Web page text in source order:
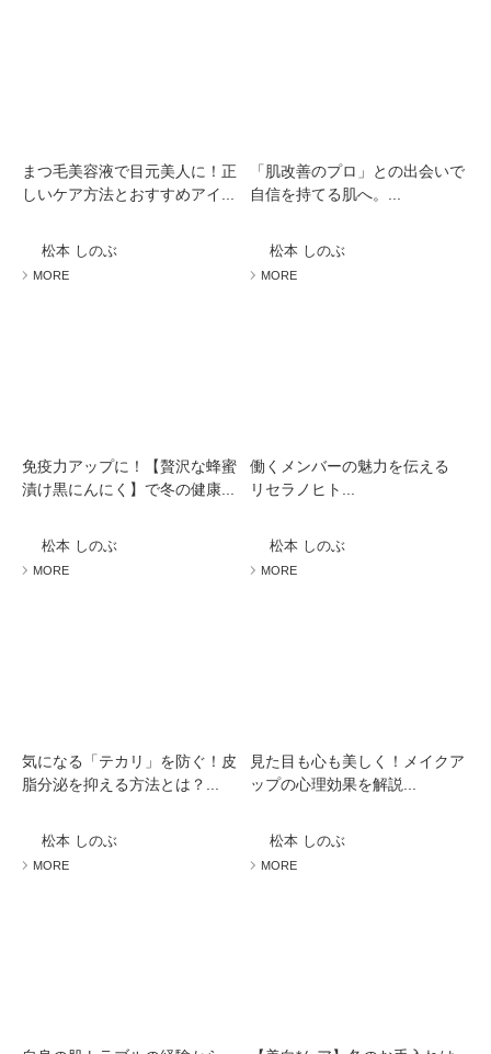
まつ毛美容液で目元美人に！正
しいケア方法とおすすめアイ...
松本 しのぶ
MORE
「肌改善のプロ」との出会いで
自信を持てる肌へ。...
松本 しのぶ
MORE
免疫力アップに！【贅沢な蜂蜜
漬け黒にんにく】で冬の健康...
松本 しのぶ
MORE
働くメンバーの魅力を伝える
リセラノヒト...
松本 しのぶ
MORE
気になる「テカリ」を防ぐ！皮
脂分泌を抑える方法とは？...
松本 しのぶ
MORE
見た目も心も美しく！メイクア
ップの心理効果を解説...
松本 しのぶ
MORE